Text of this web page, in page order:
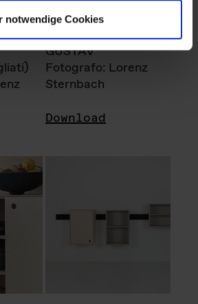
notwendige Cookies
GUSTAV
Fotografo: Lorenz
Sternbach
Download